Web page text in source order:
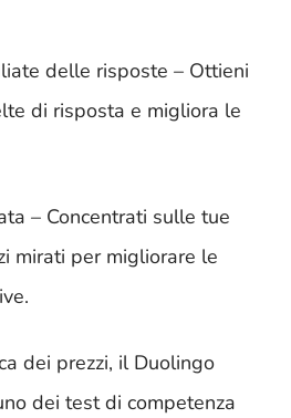
delle risposte – Ottieni
di risposta e migliora le
– Concentrati sulle tue
mirati per migliorare le
dei prezzi, il Duolingo
dei test di competenza